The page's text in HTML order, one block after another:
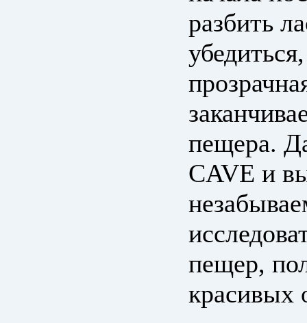
разбить
пещера.
CAVE и
пещер,
красивых